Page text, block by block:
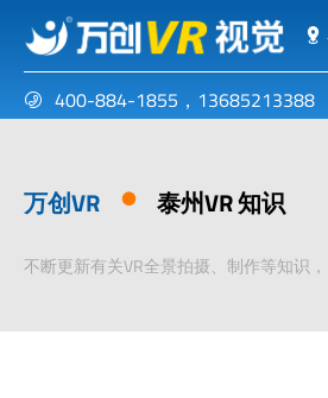
400-884-1855 ， 13685213388
万创VR 泰州VR 知识
不断更新有关VR全景拍摄、制作等知识，